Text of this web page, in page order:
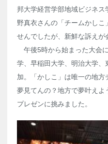
邦大学経営学部地域ビジネ
野真衣さんの「チームかしこ
せんでしたが、新鮮な訴えが
午後5時から始まった大会
学、早稲田大学、明治大学
加。「かしこ」は唯一の地
夢見てんの？地方で夢叶え
プレゼンに挑みました。